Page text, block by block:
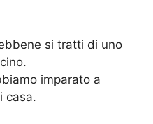
si tratti di uno
imparato a
casa.